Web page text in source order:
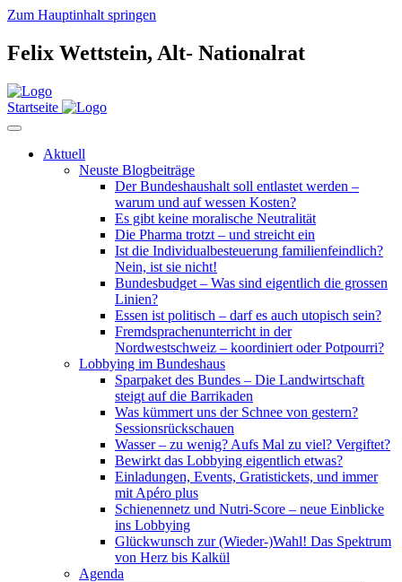
Zum Hauptinhalt springen
Felix Wettstein, Alt- Nationalrat
Startseite
Aktuell
Neuste Blogbeiträge
Der Bundeshaushalt soll entlastet werden –
warum und auf wessen Kosten?
Es gibt keine moralische Neutralität
Die Pharma trotzt – und streicht ein
Ist die Individualbesteuerung familienfeindlich?
Nein, ist sie nicht!
Bundesbudget – Was sind eigentlich die grossen
Linien?
Essen ist politisch – darf es auch utopisch sein?
Fremdsprachenunterricht in der
Nordwestschweiz – koordiniert oder Potpourri?
Lobbying im Bundeshaus
Sparpaket des Bundes – Die Landwirtschaft
steigt auf die Barrikaden
Was kümmert uns der Schnee von gestern?
Sessionsrückschauen
Wasser – zu wenig? Aufs Mal zu viel? Vergiftet?
Bewirkt das Lobbying eigentlich etwas?
Einladungen, Events, Gratistickets, und immer
mit Apéro plus
Schienennetz und Nutri-Score – neue Einblicke
ins Lobbying
Glückwunsch zur (Wieder-)Wahl! Das Spektrum
von Herz bis Kalkül
Agenda